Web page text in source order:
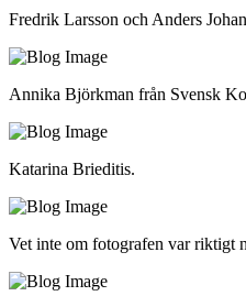
Fredrik Larsson och Anders
Annika Björkman från Svensk
Katarina Brieditis.
Vet inte om fotografen var riktigt